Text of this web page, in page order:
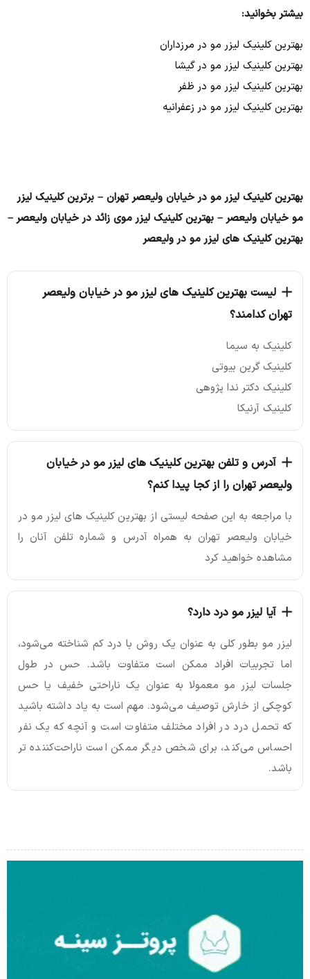
بیشتر بخوانید:
بهترین کلینیک لیزر مو در مرزداران
بهترین کلینیک لیزر مو در گیشا
بهترین کلینیک لیزر مو در ظفر
بهترین کلینیک لیزر مو در زعفرانیه
بهترین کلینیک لیزر مو در خیابان ولیعصر تهران – برترین کلینیک لیزر
مو خیابان ولیعصر – بهترین کلینیک لیزر موی زائد در خیابان ولیعصر –
بهترین کلینیک های لیزر مو در ولیعصر
لیست بهترین کلینیک های لیزر مو در خیابان ولیعصر
تهران کدامند؟
کلینیک به سیما
کلینیک گرین بیوتی
کلینیک دکتر ندا پژوهی
کلینیک آرنیکا
آدرس و تلفن بهترین کلینیک های لیزر مو در خیابان
ولیعصر تهران را از کجا پیدا کنم؟
با مراجعه به این صفحه لیستی از بهترین کلینیک های لیزر مو در
خیابان ولیعصر تهران به همراه آدرس و شماره تلفن آنان را
مشاهده خواهید کرد
آیا لیزر مو درد دارد؟
لیزر مو بطور کلی به عنوان یک روش با درد کم شناخته می‌شود،
اما تجربیات افراد ممکن است متفاوت باشد. حس در طول
جلسات لیزر مو معمولا به عنوان یک ناراحتی خفیف یا حس
کوچکی از خارش توصیف می‌شود. مهم است به یاد داشته باشید
که تحمل درد در افراد مختلف متفاوت است و آنچه که یک نفر
احساس می‌کند، برای شخص دیگر ممکن است ناراحت‌کننده تر
باشد.